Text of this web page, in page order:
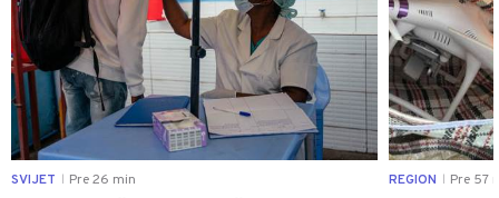
SVIJET Pre 26 min REGION Pre 57